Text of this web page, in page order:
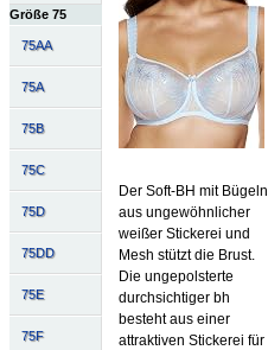
Größe 75
75AA
75A
75B
75C
75D
75DD
75E
75F
Der Soft-BH mit Bügeln
aus ungewöhnlicher
weißer Stickerei und
Mesh stützt die Brust.
Die ungepolsterte
durchsichtiger bh
besteht aus einer
attraktiven Stickerei für